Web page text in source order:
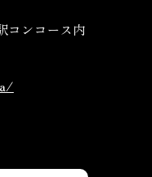
コンコース内